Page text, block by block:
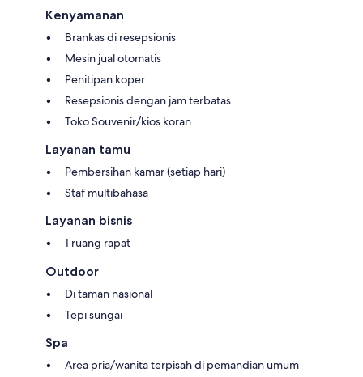
Kenyamanan
Brankas di resepsionis
Mesin jual otomatis
Penitipan koper
Resepsionis dengan jam terbatas
Toko Souvenir/kios koran
Layanan tamu
Pembersihan kamar (setiap hari)
Staf multibahasa
Layanan bisnis
1 ruang rapat
Outdoor
Di taman nasional
Tepi sungai
Spa
Area pria/wanita terpisah di pemandian umum